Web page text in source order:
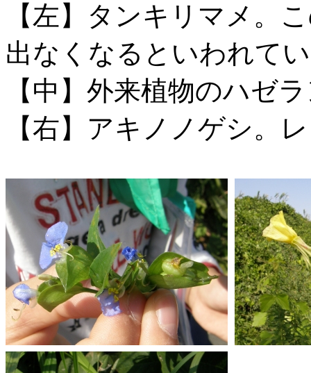
【左】タンキリマメ。
出なくなるといわれて
【中】外来植物のハゼ
【右】アキノノゲシ。